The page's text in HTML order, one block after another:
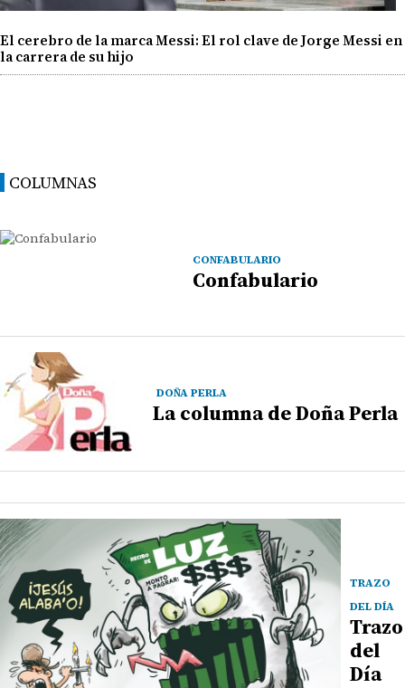
El cerebro de la marca Messi: El rol clave de Jorge Messi en
la carrera de su hijo
COLUMNAS
CONFABULARIO
Confabulario
DOÑA PERLA
La columna de Doña Perla
TRAZO
DEL DÍA
Trazo
del
Día